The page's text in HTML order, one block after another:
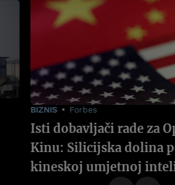
BIZNIS Forbes
Isti dobavljači rade za
Kinu: Silicijska dolina
kineskoj umjetnoj